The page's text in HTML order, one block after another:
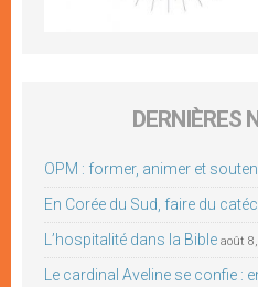
DERNIÈRES
OPM : former, animer et
En Corée du Sud, faire du
L’hospitalité dans la Bible août
Le cardinal Aveline se confie :